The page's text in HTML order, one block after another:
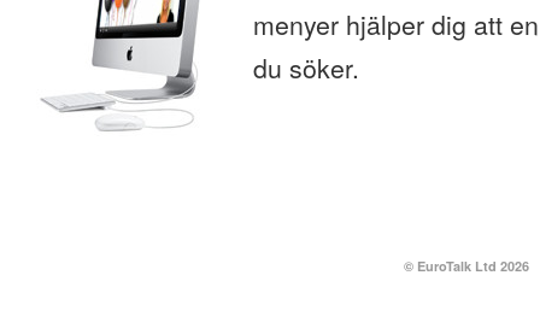
menyer hjälper dig att
du söker.
© EuroTalk Ltd 2026